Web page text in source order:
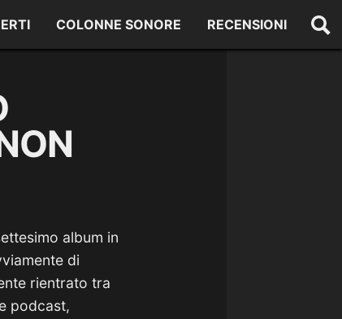
COLONNE SONORE RECENSIONI
album in
di
rientrato tra
podcast,